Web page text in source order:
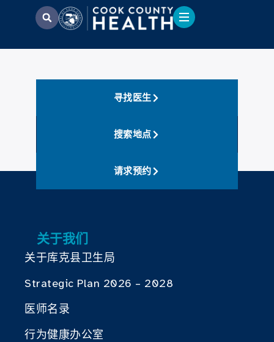
寻找医生
搜索地点
请求预约
关于我们
关于库克县卫生局
Strategic Plan 2026 – 2028
医师名录
行为健康办公室